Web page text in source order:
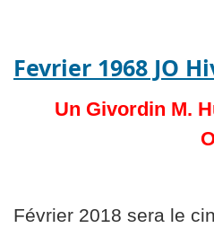
Fevrier 1968 JO
Un Givordin M.
Février 2018 sera le